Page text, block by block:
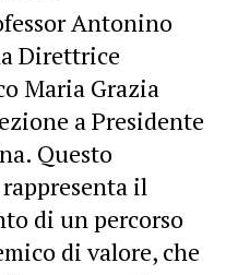
Antonino
Direttrice
Maria Grazia
a Presidente
Questo
il
di un percorso
di valore, che